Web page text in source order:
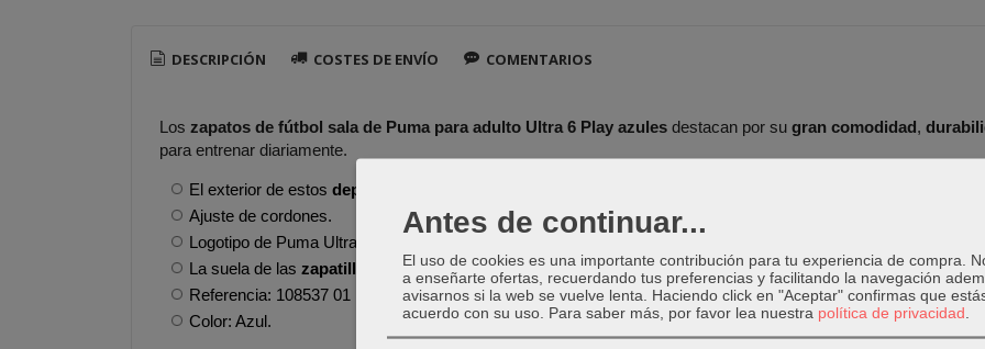
DESCRIPCIÓN COSTES DE ENVÍO COMENTARIOS
Loszapatos de fútbol sala de Puma para adulto Ultra 6 Play azules destacan por sugran comodidad,
para entrenar diariamente.
El exterior de estosdeportivos de fútbol sala de Puma para hombre
Ajuste de cordones.
Logotipo de Puma Ultra.
La suela de laszapatillas de fútbol sala para hombre de Puma Ultra 6 Play cuenta con caucho de gran
Referencia: 108537 01
Color: Azul.
Antes de continuar...
El uso de cookies es una importante contribución para tu experiencia de compra.
a enseñarte ofertas, recuerdando tus preferencias y facilitando la navegación
avisarnos si la web se vuelve lenta. Haciendo click en "Aceptar" confirmas que
acuerdo con su uso. Para saber más, por favor lea nuestra política de privacidad